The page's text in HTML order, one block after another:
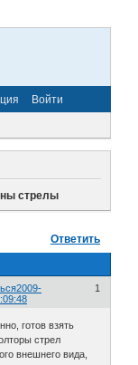
Войти
стрелы
Ответить
1
2009-
готов взять
стрел
внешнего вида,